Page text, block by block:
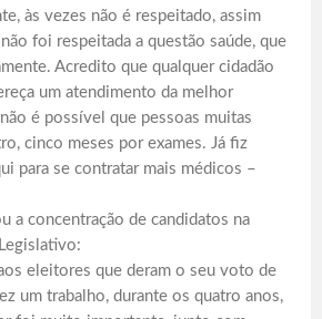
às vezes não é respeitado, assim
foi respeitada a questão saúde, que
Acredito que qualquer cidadão
um atendimento da melhor
é possível que pessoas muitas
cinco meses por exames. Já fiz
para se contratar mais médicos –
a concentração de candidatos na
eleitores que deram o seu voto de
um trabalho, durante os quatro anos,